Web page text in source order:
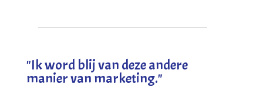
"Ik word blij van deze andere
manier van marketing."